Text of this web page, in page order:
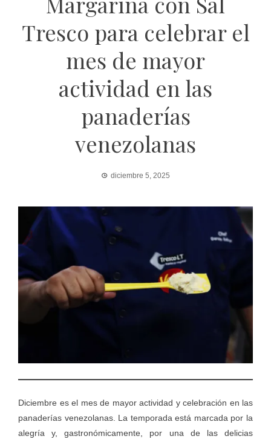
Tresco para celebrar el
mes de mayor
actividad en las
panaderías
venezolanas
diciembre 5, 2025
Diciembre es el mes de mayor actividad y celebración en las
panaderías venezolanas. La temporada está marcada por la
alegría y, gastronómicamente, por una de las delicias